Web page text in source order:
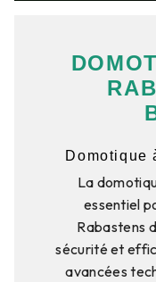
Domotique
La
essentiel
Rabastens
sécurité et
avancées